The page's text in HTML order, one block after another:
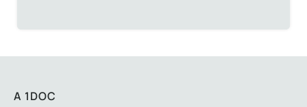
A 1DOC